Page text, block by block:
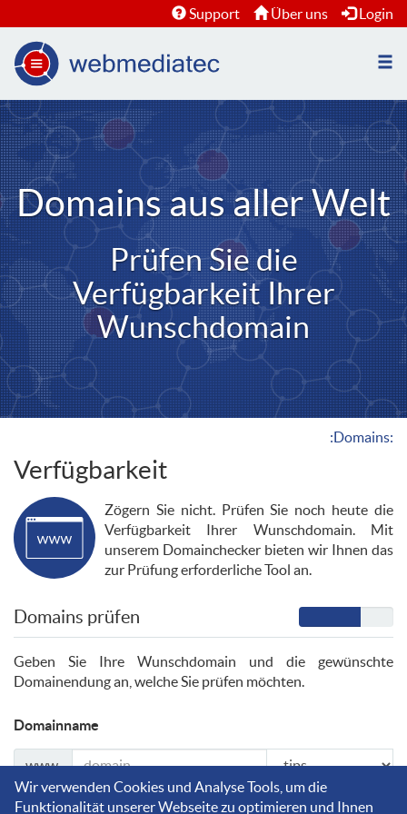
Support Über uns Login
Domains aus aller Welt
Prüfen Sie die
Verfügbarkeit Ihrer
Wunschdomain
:Domains:
Verfügbarkeit
Zögern Sie nicht. Prüfen Sie noch heute die
Verfügbarkeit Ihrer Wunschdomain. Mit
unserem Domainchecker bieten wir Ihnen das
zur Prüfung erforderliche Tool an.
Domains prüfen
Geben Sie Ihre Wunschdomain und die gewünschte
Domainendung an, welche Sie prüfen möchten.
Domainname
www.
Wir verwenden Cookies und Analyse Tools, um die
Funktionalität unserer Webseite zu optimieren und Ihnen